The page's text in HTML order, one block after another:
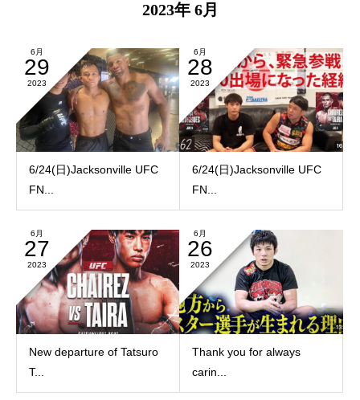
2023年 6月
6月
29
2023
6/24(日)Jacksonville UFC
FN...
6月
28
2023
6/24(日)Jacksonville UFC
FN...
6月
27
2023
New departure of Tatsuro
T...
6月
26
2023
Thank you for always
carin...